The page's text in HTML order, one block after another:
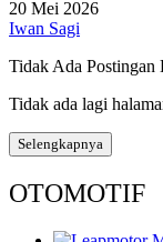
20 Mei 2026
Iwan Sagi
Tidak Ada Postingan
Tidak ada lagi
Selengkapnya
OTOMOTIF